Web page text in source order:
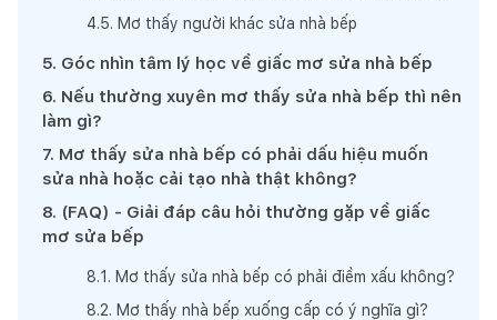
4.5. Mơ thấy người khác sửa nhà bếp
5. Góc nhìn tâm lý học về giấc mơ sửa nhà bếp
6. Nếu thường xuyên mơ thấy sửa nhà bếp thì nên
làm gì?
7. Mơ thấy sửa nhà bếp có phải dấu hiệu muốn
sửa nhà hoặc cải tạo nhà thật không?
8. (FAQ) - Giải đáp câu hỏi thường gặp về giấc
mơ sửa bếp
8.1 . Mơ thấy sửa nhà bếp có phải điềm xấu không?
8.2. Mơ thấy nhà bếp xuống cấp có ý nghĩa gì?